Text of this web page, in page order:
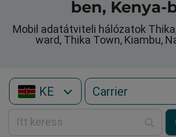
ben, Kenya-
Mobil adatátviteli hálózatok
ward, Thika Town, Kiambu,
KE